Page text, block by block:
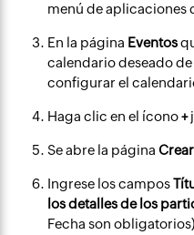
menú de aplicaciones
En la página Eventos
calendario deseado
configurar el
Haga clic en el ícono+
Se abre la página
Ingrese los campos
los detalles de los
Fecha son